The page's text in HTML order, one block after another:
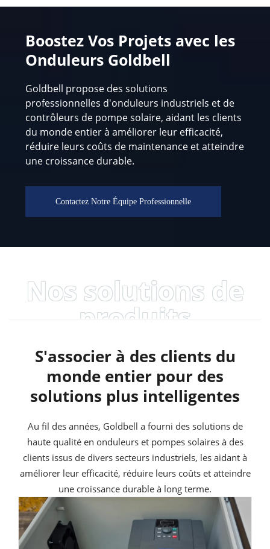
Boostez Vos Projets avec les
Onduleurs Goldbell
Goldbell propose des solutions
professionnelles d'onduleurs industriels et de
contrôleurs de pompe solaire, aidant les clients
du monde entier à améliorer leur efficacité,
réduire leurs coûts de maintenance et atteindre
une croissance durable.
Contactez Notre Équipe Professionnelle
Nos solutions de
produits
S'associer à des clients du
monde entier pour des
solutions plus intelligentes
Au fil des années, Goldbell a fourni des solutions de
haute qualité en onduleurs et pompes solaires à des
clients issus de divers secteurs industriels, les aidant à
améliorer leur efficacité, réduire leurs coûts et atteindre
une croissance durable à long terme.